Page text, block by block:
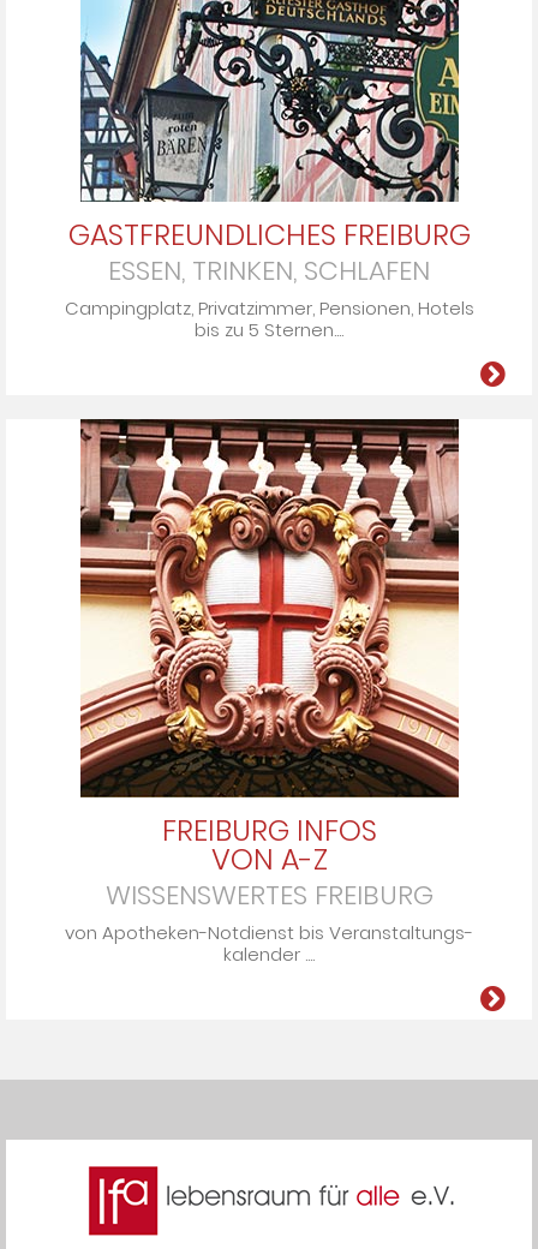
GASTFREUNDLICHES FREIBURG
ESSEN, TRINKEN, SCHLAFEN
Cam­ping­platz, Pri­vat­zim­mer, Pen­si­onen, Ho­tels
bis zu 5 Ster­nen­....
FREIBURG INFOS
VON A-Z
WISSENSWERTES FREIBURG
von Apo­the­ken-Not­dienst bis Ver­an­stal­tungs­
ka­len­der ....